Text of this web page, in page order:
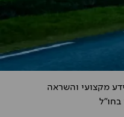
מקצועי והשראה
בחו"ל